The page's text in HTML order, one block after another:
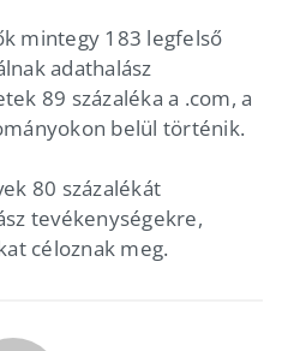
mintegy 183 legfelső
adathalász
89 százaléka a .com, a
belül történik.
80 százalékát
tevékenységekre,
céloznak meg.